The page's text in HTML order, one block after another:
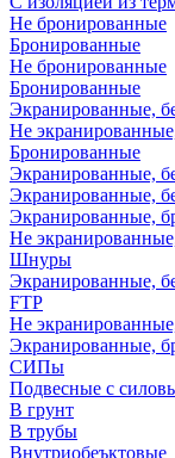
Не бронированные
Бронированные
Не бронированные
Бронированные
Экранированные,
Не
Бронированные
Экранированные,
Экранированные,
Экранированные,
Не
Шнуры
Экранированные,
FTP
Не
Экранированные,
СИПы
Подвесные с
В грунт
В трубы
Внутриобеъктовые